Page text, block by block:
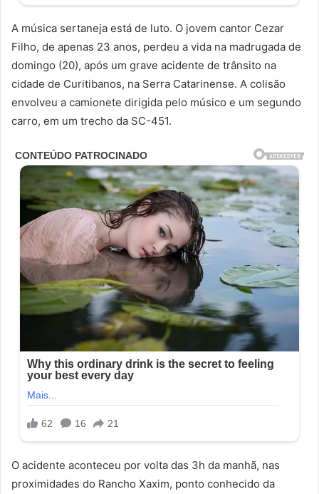
A música sertaneja está de luto. O jovem cantor Cezar
Filho, de apenas 23 anos, perdeu a vida na madrugada de
domingo (20), após um grave acidente de trânsito na
cidade de Curitibanos, na Serra Catarinense. A colisão
envolveu a camionete dirigida pelo músico e um segundo
carro, em um trecho da SC-451.
O acidente aconteceu por volta das 3h da manhã, nas
proximidades do Rancho Xaxim, ponto conhecido da